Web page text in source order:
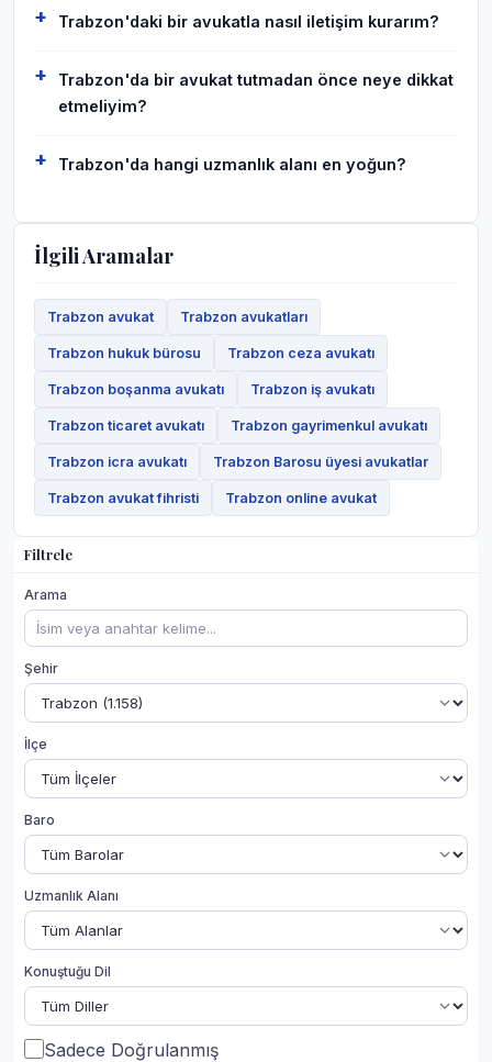
Filtrele
Arama
Şehir
İlçe
Baro
Uzmanlık Alanı
Konuştuğu Dil
Sadece Doğrulanmış
Trabzon'daki bir avukatla nasıl iletişim kurarım?
Trabzon'da bir avukat tutmadan önce neye dikkat
etmeliyim?
Trabzon'da hangi uzmanlık alanı en yoğun?
İlgili Aramalar
Trabzon avukat Trabzon avukatları
Trabzon hukuk bürosu Trabzon ceza avukatı
Trabzon boşanma avukatı Trabzon iş avukatı
Trabzon ticaret avukatı Trabzon gayrimenkul avukatı
Trabzon icra avukatı Trabzon Barosu üyesi avukatlar
Trabzon avukat fihristi Trabzon online avukat